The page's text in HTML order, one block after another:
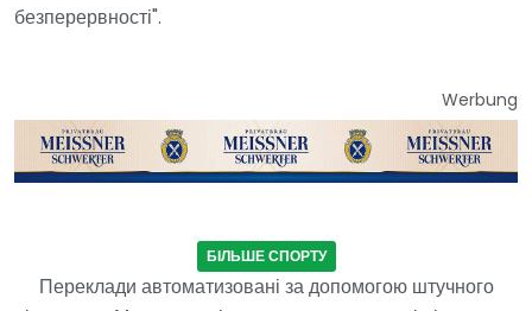
безперервності".
Werbung
БІЛЬШЕ СПОРТУ
Переклади автоматизовані за допомогою штучного